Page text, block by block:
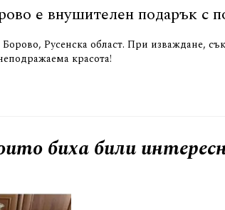
е внушителен подарък с
Русенска област. При изваждане,
красота!
биха били